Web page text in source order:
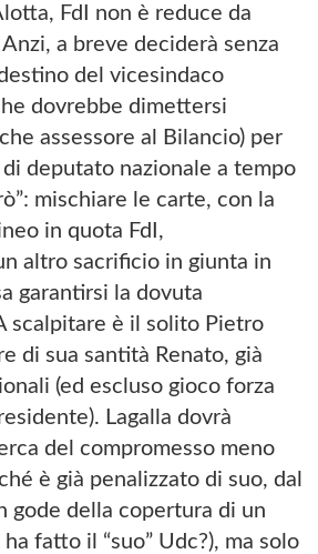
FdI non è reduce da
a breve deciderà senza
del vicesindaco
dovrebbe dimettersi
assessore al Bilancio) per
deputato nazionale a tempo
mischiare le carte, con la
in quota FdI,
altro sacrificio in giunta in
garantirsi la dovuta
scalpitare è il solito Pietro
di sua santità Renato, già
(ed escluso gioco forza
Lagalla dovrà
del compromesso meno
è già penalizzato di suo, dal
gode della copertura di un
fatto il “suo” Udc?), ma solo